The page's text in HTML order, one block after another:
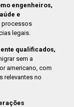
engenheiros,
e
processos
legais.
qualificados,
sem a
americano, com
relevantes no